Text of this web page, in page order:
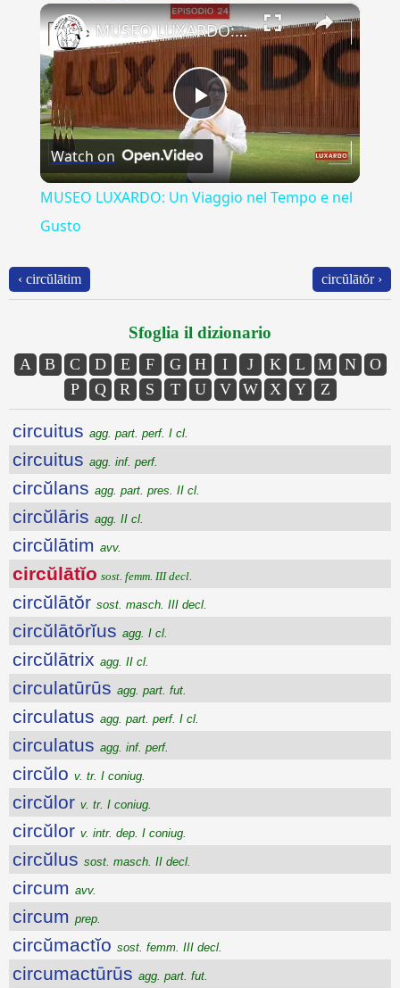
×
Play
Video
MUSEO LUXARDO: Un Viaggio nel Tempo e nel Gusto
Watch on
MUSEO LUXARDO: Un Viaggio nel Tempo e nel
Gusto
‹ circŭlātim circŭlātŏr ›
Sfoglia il dizionario
A B C D E F G H I J K L M N
O
P
Q R S T U V W X Y Z
circuitus agg. part. perf. I cl.
circuitus agg. inf. perf.
circŭlans agg. part. pres. II cl.
circŭlāris agg. II cl.
circŭlātim avv.
circŭlātĭo sost. femm. III decl.
circŭlātŏr sost. masch. III decl.
circŭlātōrĭus agg. I cl.
circŭlātrix agg. II cl.
circulatūrūs agg. part. fut.
circulatus agg. part. perf. I cl.
circulatus agg. inf. perf.
circŭlo v. tr. I coniug.
circŭlor v. tr. I coniug.
circŭlor v. intr. dep. I coniug.
circŭlus sost. masch. II decl.
circum avv.
circum prep.
circŭmactĭo sost. femm. III decl.
circumactūrūs agg. part. fut.